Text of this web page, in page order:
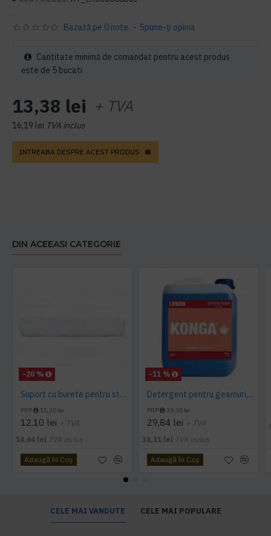
Bazată pe 0 note. - Spune-ţi opinia
13,38 lei + TVA
16,19 lei TVA inclus
Cantitate minimă de comandat pentru acest produs
este de 5 bucati
INTREABA DESPRE ACEST PRODUS
DIN ACEEASI CATEGORIE
-20 %
Suport cu burete pentru sters geamuri 35cm Limpio
PRP 15,20 lei
12,10 lei + TVA
14,64 lei TVA inclus
Adaugă în Coş
-11 %
Detergent pentru geamuri, Crystal Clear, Konga, 5L
PRP 33,50 lei
29,84 lei + TVA
36,11 lei TVA inclus
Adaugă în Coş
CELE MAI VANDUTE CELE MAI POPULARE